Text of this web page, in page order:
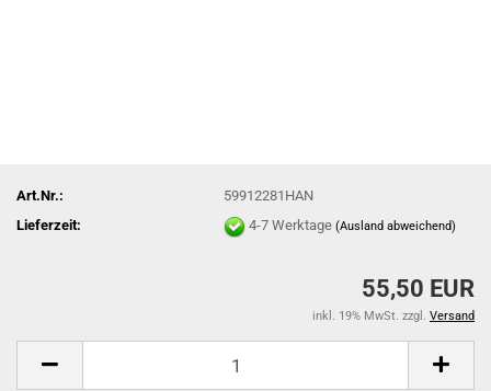
Art.Nr.:
59912281HAN
Lieferzeit:
4-7 Werktage(Ausland abweichend)
55,50 EUR
inkl. 19% MwSt. zzgl. Versand